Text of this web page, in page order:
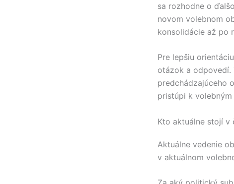
sa rozhodne o
novom volebnom
konsolidácie až po
Pre lepšiu
otázok a odpovedí.
predchádzajúceho
pristúpi k
Kto aktuálne stojí v
Aktuálne vedenie
v aktuálnom